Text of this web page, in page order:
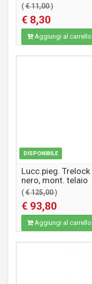
(€ 11,00)
€ 8,30
Aggiungi al carrello
DISPONIBILE
Lucc.pieg.
nero, mont. telaio
(€ 125,00)
€ 93,80
Aggiungi al carrello